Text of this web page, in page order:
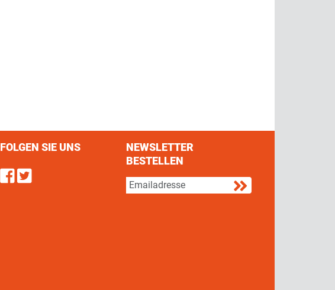
FOLGEN SIE UNS
Find us on Facebook
Follow us on Twitter
NEWSLETTER
BESTELLEN